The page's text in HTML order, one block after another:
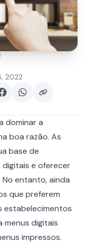
2022
dominar a
boa razão. As
base de
e oferecer
No entanto, ainda
que preferem
estabelecimentos
menus digitais
impressos.